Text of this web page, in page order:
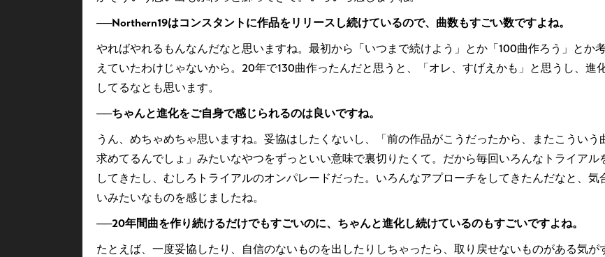
──Northern19はコンスタントに作品をリリースし続けているので、曲数もすごい数ですよね。
やればやれるもんなんだなと思いますね。最初から「いつまで続けよう」とか「100曲作ろう」とか
えていたわけじゃないから。20年で130曲作ったんだと思うと、「オレ、すげえかも」と思うし、進
してるなとも思います。
──ちゃんと進化をご自身で感じられるのは良いですね。
うん、めちゃめちゃ思いますね。妥協はしたくないし、「前の作品がこうだったから、またこういう
求めてるんでしょ」みたいなやつをずっといい意味で裏切りたくて。だから毎回いろんなトライアル
してきたし、むしろトライアルのオンパレードだった。いろんなアプローチをしてきたんだなと、気
いみたいなものを感じましたね。
──20年間曲を作り続けるだけでもすごいのに、ちゃんと進化し続けているのもすごいですよね。
たとえば、一度妥協したり、自信のないものを出したりしちゃったら、取り戻せないものがある気が